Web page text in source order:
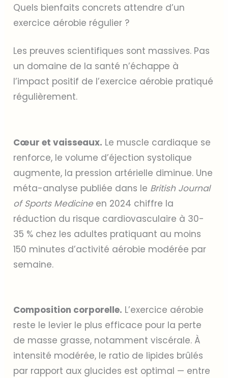
Quels bienfaits concrets attendre d’un
exercice aérobie régulier ?
Les preuves scientifiques sont massives. Pas
un domaine de la santé n’échappe à
l’impact positif de l’exercice aérobie pratiqué
régulièrement.
Cœur et vaisseaux. Le muscle cardiaque se
renforce, le volume d’éjection systolique
augmente, la pression artérielle diminue. Une
méta-analyse publiée dans le British Journal
of Sports Medicine en 2024 chiffre la
réduction du risque cardiovasculaire à 30-
35 % chez les adultes pratiquant au moins
150 minutes d’activité aérobie modérée par
semaine.
Composition corporelle. L’exercice aérobie
reste le levier le plus efficace pour la perte
de masse grasse, notamment viscérale. À
intensité modérée, le ratio de lipides brûlés
par rapport aux glucides est optimal — entre